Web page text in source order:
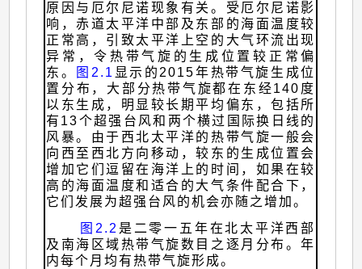
原因与厄尔尼诺现象有关。受厄尔尼诺影
响，赤道太平洋中部及东部的海面温度较
正常高，引致太平洋上空的大气环流出现
异常，令热带气旋的生成位置较正常偏
东。
图2.1 显示的2015年热带气旋生成位
置分布，大部分热带气旋都在东经140度
以东生成，明显较长期平均偏东，包括所
有13个超强台风和两个横过国际换日线的
风暴。由于西北太平洋的热带气旋一般会
向西至西北方向移动，较东的生成位置会
增加它们逗留在海洋上的时间，如果在较
高的海面温度和适合的大气条件配合下，
它们发展为超强台风的机会亦随之增加。
图2.2 是二零一五年在北太平洋西部
及南海区域热带气旋数目之逐月分布。年
内每个月均有热带气旋形成。